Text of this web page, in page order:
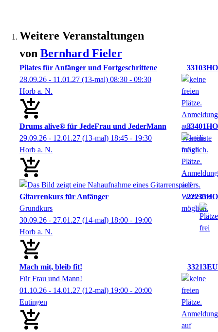
Weitere Veranstaltungen
von Bernhard Fieler
Pilates für Anfänger und Fortgeschrittene
33103HO
28.09.26 - 11.01.27 (13-mal) 08:30 - 09:30
Horb a. N.
Drums alive® für JedeFrau und JederMann
33401HO
29.09.26 - 12.01.27 (13-mal) 18:45 - 19:30
Horb a. N.
Gitarrenkurs für Anfänger
22235HO
Grundkurs
30.09.26 - 27.01.27 (14-mal) 18:00 - 19:00
Horb a. N.
Mach mit, bleib fit!
33213EU
Für Frau und Mann!
01.10.26 - 14.01.27 (12-mal) 19:00 - 20:00
Eutingen